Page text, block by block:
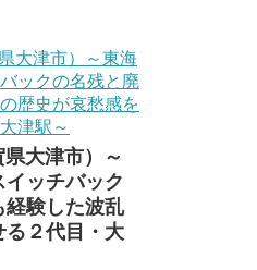
大津市）～
ッチバック
経験した波乱
る２代目・大